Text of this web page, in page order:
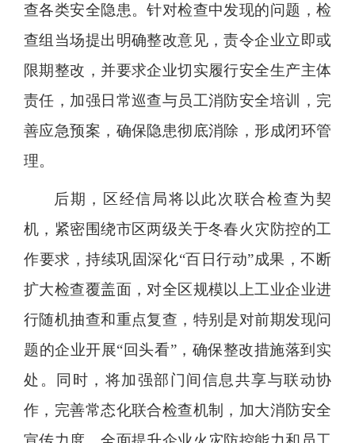
查各类安全隐患。针对检查中发现的问题，检
查组当场提出明确整改意见，责令企业立即或
限期整改，并要求企业切实履行安全生产主体
责任，加强日常巡查与员工消防安全培训，完
善应急预案，确保隐患彻底消除，形成闭环管
理。
后期，区经信局将以此次联合检查为契
机，紧密围绕市区两级关于冬春火灾防控的工
作要求，持续巩固深化“百日行动”成果，不断
扩大检查覆盖面，对全区规模以上工业企业进
行随机抽查和重点复查，特别是对前期发现问
题的企业开展“回头看”，确保整改措施落到实
处。同时，将加强部门间信息共享与联动协
作，完善常态化联合检查机制，加大消防安全